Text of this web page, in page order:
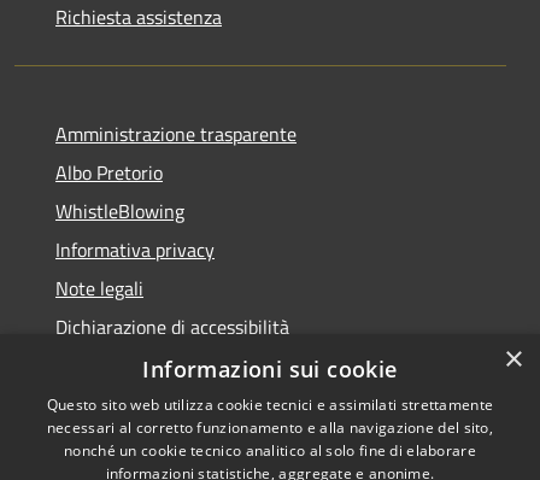
Richiesta assistenza
Amministrazione trasparente
Albo Pretorio
WhistleBlowing
Informativa privacy
Note legali
Dichiarazione di accessibilità
Copyright © 2026 • Città di
×
Informazioni sui cookie
Questo sito web utilizza cookie tecnici e assimilati strettamente
necessari al corretto funzionamento e alla navigazione del sito,
nonché un cookie tecnico analitico al solo fine di elaborare
informazioni statistiche, aggregate e anonime.